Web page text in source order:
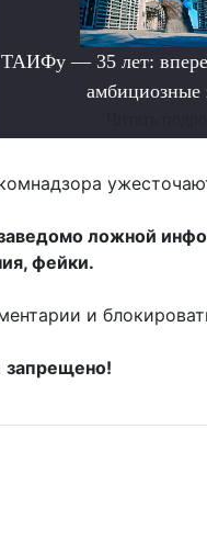
ТАИФу — 35 лет:
амбициозные
ложной
фейки.
и
запрещено!